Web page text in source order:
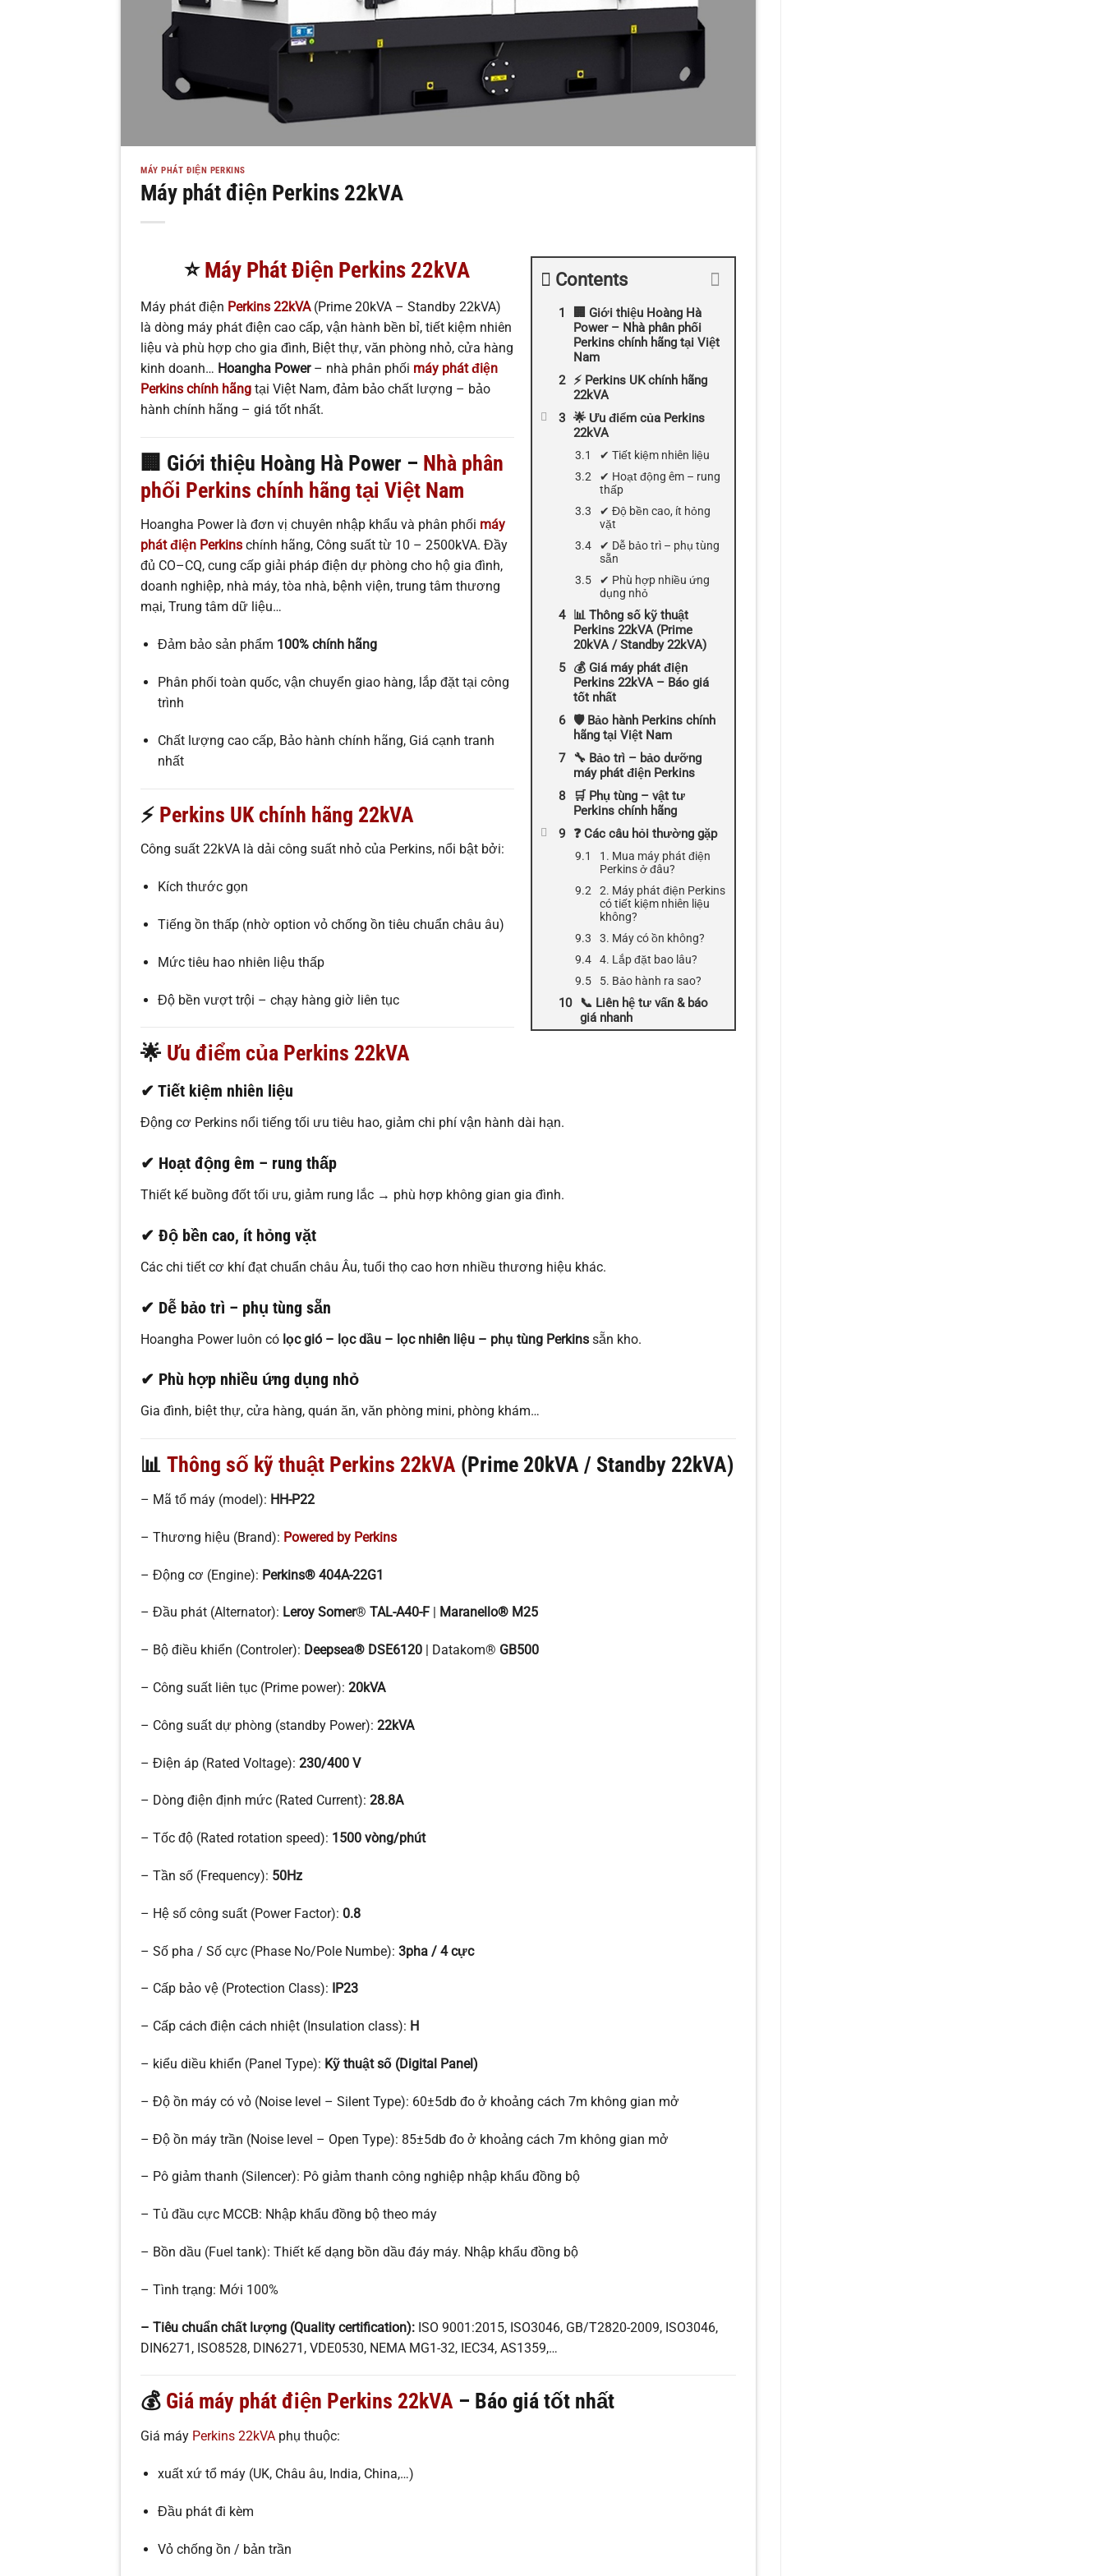
MÁY PHÁT ĐIỆN PERKINS
Máy phát điện Perkins 22kVA
Contents
🏢 Giới thiệu Hoàng Hà
Power – Nhà phân phối
Perkins chính hãng tại Việt
Nam
⚡ Perkins UK chính hãng
22kVA
🌟 Ưu điểm của Perkins
22kVA
✔ Tiết kiệm nhiên liệu
✔ Hoạt động êm – rung
thấp
✔ Độ bền cao, ít hỏng
vặt
✔ Dễ bảo trì – phụ tùng
sẵn
✔ Phù hợp nhiều ứng
dụng nhỏ
📊 Thông số kỹ thuật
Perkins 22kVA (Prime
20kVA / Standby 22kVA)
💰 Giá máy phát điện
Perkins 22kVA – Báo giá
tốt nhất
🛡 Bảo hành Perkins chính
hãng tại Việt Nam
🔧 Bảo trì – bảo dưỡng
máy phát điện Perkins
🛒 Phụ tùng – vật tư
Perkins chính hãng
❓ Các câu hỏi thường gặp
1. Mua máy phát điện
Perkins ở đâu?
2. Máy phát điện Perkins
có tiết kiệm nhiên liệu
không?
3. Máy có ồn không?
4. Lắp đặt bao lâu?
5. Bảo hành ra sao?
📞 Liên hệ tư vấn & báo
giá nhanh
⭐Máy Phát Điện Perkins 22kVA
Máy phát điện Perkins 22kVA(Prime 20kVA – Standby 22kVA)
là dòng máy phát điện cao cấp, vận hành bền bỉ, tiết kiệm nhiên
liệu và phù hợp cho gia đình, Biệt thự, văn phòng nhỏ, cửa hàng
kinh doanh… Hoangha Power– nhà phân phối máy phát điện
Perkins chính hãng tại Việt Nam, đảm bảo chất lượng – bảo
hành chính hãng – giá tốt nhất.
🏢 Giới thiệu Hoàng Hà Power – Nhà phân
phối Perkins chính hãng tại Việt Nam
Hoangha Power là đơn vị chuyên nhập khẩu và phân phối máy
phát điện Perkins chính hãng, Công suất từ 10 – 2500kVA. Đầy
đủ CO–CQ, cung cấp giải pháp điện dự phòng cho hộ gia đình,
doanh nghiệp, nhà máy, tòa nhà, bệnh viện, trung tâm thương
mại, Trung tâm dữ liệu…
Đảm bảo sản phẩm 100% chính hãng
Phân phối toàn quốc, vận chuyển giao hàng, lắp đặt tại công
trình
Chất lượng cao cấp, Bảo hành chính hãng, Giá cạnh tranh
nhất
⚡ Perkins UK chính hãng 22kVA
Công suất 22kVA là dải công suất nhỏ của Perkins, nổi bật bởi:
Kích thước gọn
Tiếng ồn thấp (nhờ option vỏ chống ồn tiêu chuẩn châu âu)
Mức tiêu hao nhiên liệu thấp
Độ bền vượt trội – chạy hàng giờ liên tục
🌟 Ưu điểm của Perkins 22kVA
✔ Tiết kiệm nhiên liệu
Động cơ Perkins nổi tiếng tối ưu tiêu hao, giảm chi phí vận hành dài hạn.
✔ Hoạt động êm – rung thấp
Thiết kế buồng đốt tối ưu, giảm rung lắc → phù hợp không gian gia đình.
✔ Độ bền cao, ít hỏng vặt
Các chi tiết cơ khí đạt chuẩn châu Âu, tuổi thọ cao hơn nhiều thương hiệu khác.
✔ Dễ bảo trì – phụ tùng sẵn
Hoangha Power luôn có lọc gió – lọc dầu – lọc nhiên liệu – phụ tùng Perkins sẵn kho.
✔ Phù hợp nhiều ứng dụng nhỏ
Gia đình, biệt thự, cửa hàng, quán ăn, văn phòng mini, phòng khám…
📊 Thông số kỹ thuật Perkins 22kVA (Prime 20kVA / Standby 22kVA)
– Mã tổ máy (model): HH-P22
– Thương hiệu (Brand): Powered by Perkins
– Động cơ (Engine): Perkins® 404A-22G1
– Đầu phát (Alternator): Leroy Somer® TAL-A40-F Maranello® M25
– Bộ điều khiển (Controler): Deepsea® DSE6120 | Datakom® GB500
– Công suất liên tục (Prime power): 20kVA
– Công suất dự phòng (standby Power): 22kVA
– Điện áp (Rated Voltage): 230/400 V
– Dòng điện định mức (Rated Current): 28.8A
– Tốc độ (Rated rotation speed): 1500 vòng/phút
– Tần số (Frequency): 50Hz
– Hệ số công suất (Power Factor): 0.8
– Số pha / Số cực (Phase No/Pole Numbe): 3pha / 4 cực
– Cấp bảo vệ (Protection Class): IP23
– Cấp cách điện cách nhiệt (Insulation class): H
– kiểu diều khiển (Panel Type): Kỹ thuật số (Digital Panel)
– Độ ồn máy có vỏ (Noise level – Silent Type): 60±5db đo ở khoảng cách 7m không gian mở
– Độ ồn máy trần (Noise level – Open Type): 85±5db đo ở khoảng cách 7m không gian mở
– Pô giảm thanh (Silencer): Pô giảm thanh công nghiệp nhập khẩu đồng bộ
– Tủ đầu cực MCCB: Nhập khẩu đồng bộ theo máy
– Bồn dầu (Fuel tank): Thiết kế dạng bồn dầu đáy máy. Nhập khẩu đồng bộ
– Tình trạng: Mới 100%
– Tiêu chuẩn chất lượng (Quality certification): ISO 9001:2015, ISO3046, GB/T2820-2009, ISO3046,
DIN6271, ISO8528, DIN6271, VDE0530, NEMA MG1-32, IEC34, AS1359,…
💰 Giá máy phát điện Perkins 22kVA – Báo giá tốt nhất
Giá máy Perkins 22kVA phụ thuộc:
xuất xứ tổ máy (UK, Châu âu, India, China,…)
Đầu phát đi kèm
Vỏ chống ồn / bản trần